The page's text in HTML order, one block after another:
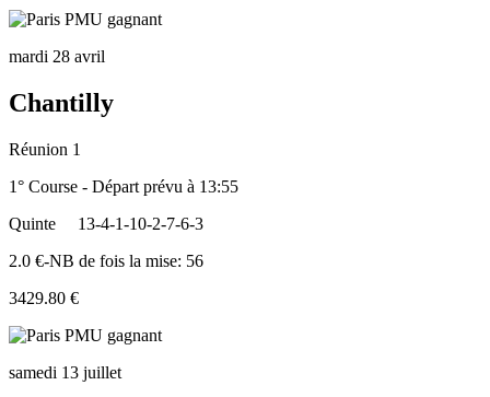
mardi 28 avril
Chantilly
Réunion 1
1° Course - Départ prévu à 13:55
Quinte
13-4-1-10-2-7-6-3
2.0 €-NB de fois la mise: 56
3429.80 €
samedi 13 juillet